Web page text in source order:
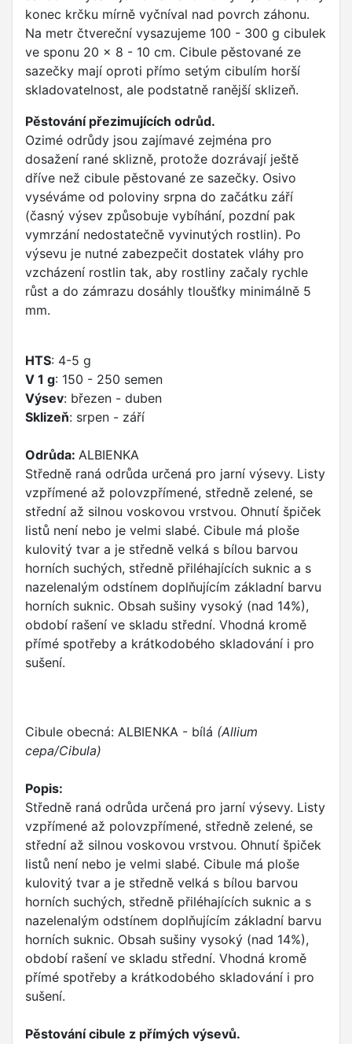
konec krčku mírně vyčníval nad povrch záhonu.
Na metr čtvereční vysazujeme 100 - 300 g cibulek
ve sponu 20 x 8 - 10 cm. Cibule pěstované ze
sazečky mají oproti přímo setým cibulím horší
skladovatelnost, ale podstatně ranější sklizeň.
Pěstování přezimujících odrůd.
Ozimé odrůdy jsou zajímavé zejména pro
dosažení rané sklizně, protože dozrávají ještě
dříve než cibule pěstované ze sazečky. Osivo
vyséváme od poloviny srpna do začátku září
(časný výsev způsobuje vybíhání, pozdní pak
vymrzání nedostatečně vyvinutých rostlin). Po
výsevu je nutné zabezpečit dostatek vláhy pro
vzcházení rostlin tak, aby rostliny začaly rychle
růst a do zámrazu dosáhly tloušťky minimálně 5
mm.
HTS: 4-5 g
V 1 g: 150 - 250 semen
Výsev: březen - duben
Sklizeň: srpen - září
Odrůda: ALBIENKA
Středně raná odrůda určená pro jarní výsevy. Listy
vzpřímené až polovzpřímené, středně zelené, se
střední až silnou voskovou vrstvou. Ohnutí špiček
listů není nebo je velmi slabé. Cibule má ploše
kulovitý tvar a je středně velká s bílou barvou
horních suchých, středně přiléhajících suknic a s
nazelenalým odstínem doplňujícím základní barvu
horních suknic. Obsah sušiny vysoký (nad 14%),
období rašení ve skladu střední. Vhodná kromě
přímé spotřeby a krátkodobého skladování i pro
sušení.
Cibule obecná: ALBIENKA - bílá (Allium
cepa/Cibula)
Popis:
Středně raná odrůda určená pro jarní výsevy. Listy
vzpřímené až polovzpřímené, středně zelené, se
střední až silnou voskovou vrstvou. Ohnutí špiček
listů není nebo je velmi slabé. Cibule má ploše
kulovitý tvar a je středně velká s bílou barvou
horních suchých, středně přiléhajících suknic a s
nazelenalým odstínem doplňujícím základní barvu
horních suknic. Obsah sušiny vysoký (nad 14%),
období rašení ve skladu střední. Vhodná kromě
přímé spotřeby a krátkodobého skladování i pro
sušení.
Pěstování cibule z přímých výsevů.